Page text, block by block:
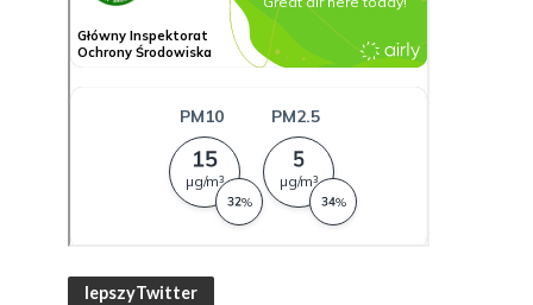
lepszyTwitter